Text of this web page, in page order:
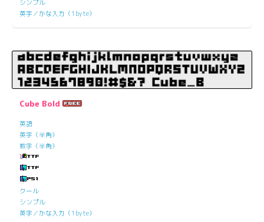
シンプル
英字／かな入力（1byte）
Cube Bold
英語
英字（半角）
数字（半角）
クール
シンプル
英字／かな入力（1byte）